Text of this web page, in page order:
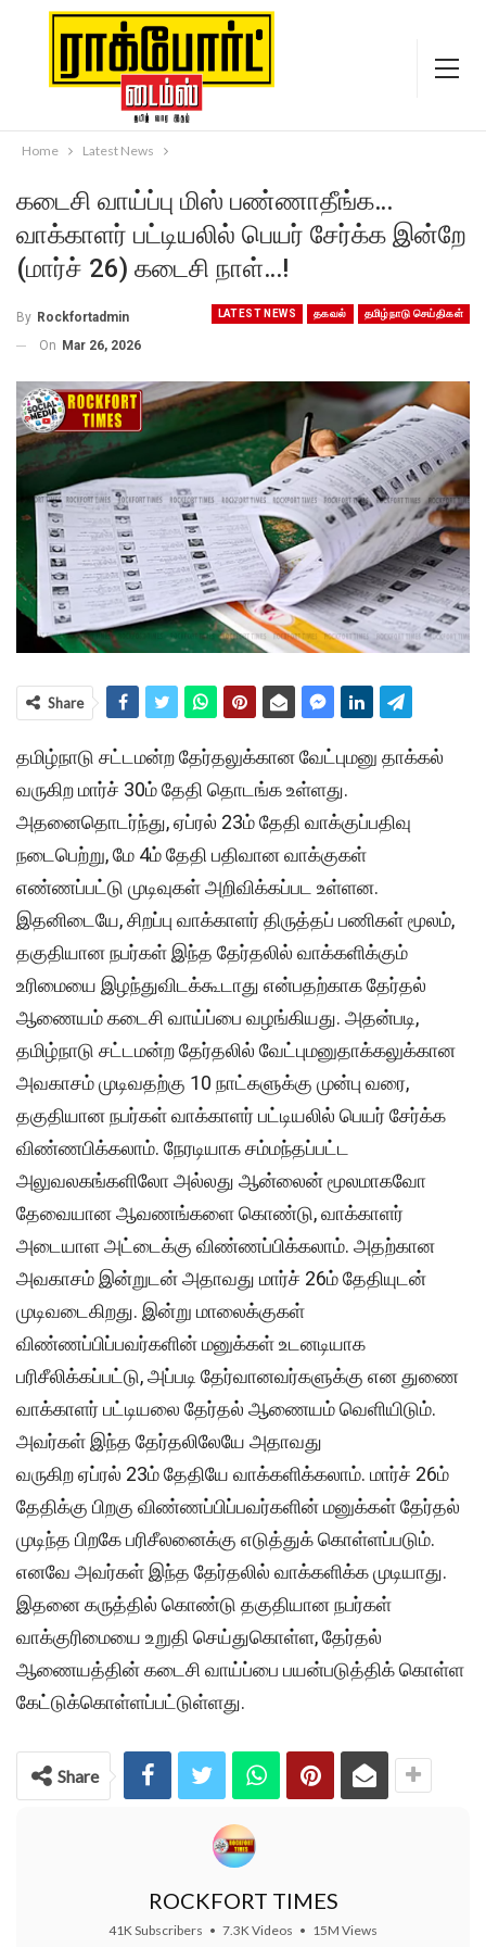
Home Latest News
கடைசி வாய்ப்பு மிஸ் பண்ணாதீங்க…
வாக்காளர் பட்டியலில் பெயர் சேர்க்க இன்றே
(மார்ச் 26) கடைசி நாள்…!
LATEST NEWS தகவல் தமிழ்நாடு செய்திகள்
By Rockfortadmin
On Mar 26, 2026
Share
தமிழ்நாடு சட்டமன்ற தேர்தலுக்கான வேட்புமனு தாக்கல்
வருகிற மார்ச் 30ம் தேதி தொடங்க உள்ளது.
அதனைதொடர்ந்து, ஏப்ரல் 23ம் தேதி வாக்குப்பதிவு
நடைபெற்று, மே 4ம் தேதி பதிவான வாக்குகள்
எண்ணப்பட்டு முடிவுகள் அறிவிக்கப்பட உள்ளன.
இதனிடையே, சிறப்பு வாக்காளர் திருத்தப் பணிகள் மூலம்,
தகுதியான நபர்கள் இந்த தேர்தலில் வாக்களிக்கும்
உரிமையை இழந்துவிடக்கூடாது என்பதற்காக தேர்தல்
ஆணையம் கடைசி வாய்ப்பை வழங்கியது. அதன்படி,
தமிழ்நாடு சட்டமன்ற தேர்தலில் வேட்புமனுதாக்கலுக்கான
அவகாசம் முடிவதற்கு 10 நாட்களுக்கு முன்பு வரை,
தகுதியான நபர்கள் வாக்காளர் பட்டியலில் பெயர் சேர்க்க
விண்ணபிக்கலாம். நேரடியாக சம்மந்தப்பட்ட
அலுவலகங்களிலோ அல்லது ஆன்லைன் மூலமாகவோ
தேவையான ஆவணங்களை கொண்டு, வாக்காளர்
அடையாள அட்டைக்கு விண்ணப்பிக்கலாம். அதற்கான
அவகாசம் இன்றுடன் அதாவது மார்ச் 26ம் தேதியுடன்
முடிவடைகிறது. இன்று மாலைக்குகள்
விண்ணப்பிப்பவர்களின் மனுக்கள் உடனடியாக
பரிசீலிக்கப்பட்டு, அப்படி தேர்வானவர்களுக்கு என துணை
வாக்காளர் பட்டியலை தேர்தல் ஆணையம் வெளியிடும்.
அவர்கள் இந்த தேர்தலிலேயே அதாவது
வருகிற ஏப்ரல் 23ம் தேதியே வாக்களிக்கலாம். மார்ச் 26ம்
தேதிக்கு பிறகு விண்ணப்பிப்பவர்களின் மனுக்கள் தேர்தல்
முடிந்த பிறகே பரிசீலனைக்கு எடுத்துக் கொள்ளப்படும்.
எனவே அவர்கள் இந்த தேர்தலில் வாக்களிக்க முடியாது.
இதனை கருத்தில் கொண்டு தகுதியான நபர்கள்
வாக்குரிமையை உறுதி செய்துகொள்ள, தேர்தல்
ஆணையத்தின் கடைசி வாய்ப்பை பயன்படுத்திக் கொள்ள
கேட்டுக்கொள்ளப்பட்டுள்ளது.
Share
ROCKFORT TIMES
41K Subscribers • 7.3K Videos • 15M Views